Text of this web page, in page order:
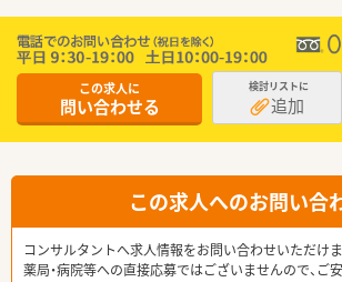
この求人に
問い合わせる
検討リストに
追加
この求人へのお問い合
コンサルタントへ求人情報をお問い合わせいただけま
薬局・病院等への直接応募ではございませんので、ご